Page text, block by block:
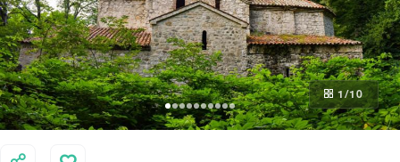
სასტუმროები
ტრანსპორტი
რა ვნახოთ
1 /10